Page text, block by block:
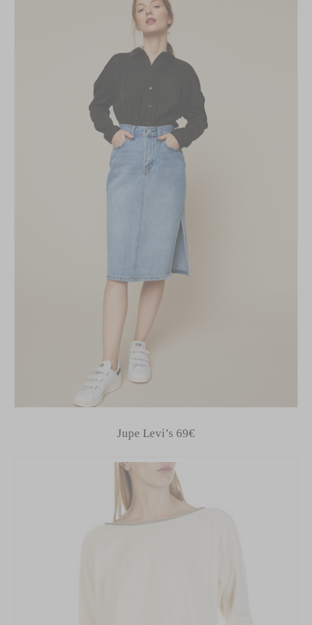
Jupe Levi’s 69€
This popup will close in:
Inspirations, style et sélections
shopping
directement dans votre boite
FERMER